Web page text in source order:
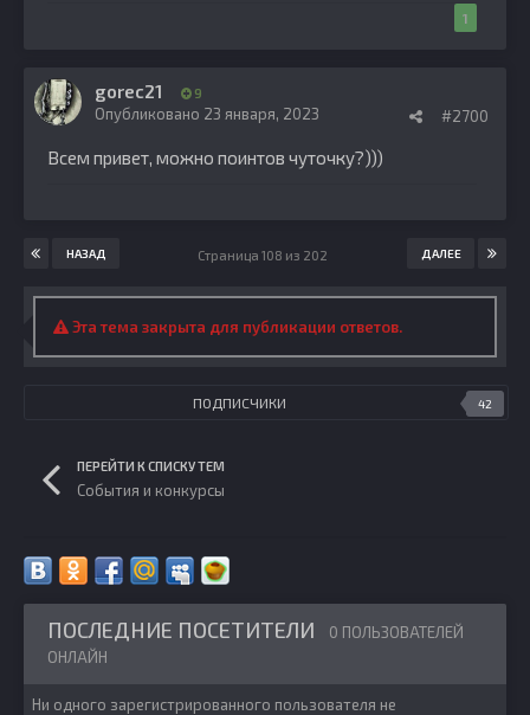
1
gorec21 9
#2700
Опубликовано 23 января, 2023
Всем привет, можно поинтов чуточку?)))
НАЗАД ДАЛЕЕ
Страница 108 из 202
Эта тема закрыта для публикации ответов.
ПОДПИСЧИКИ 42
ПЕРЕЙТИ К СПИСКУ ТЕМ
События и конкурсы
ПОСЛЕДНИЕ ПОСЕТИТЕЛИ
0 ПОЛЬЗОВАТЕЛЕЙ
ОНЛАЙН
Ни одного зарегистрированного пользователя не